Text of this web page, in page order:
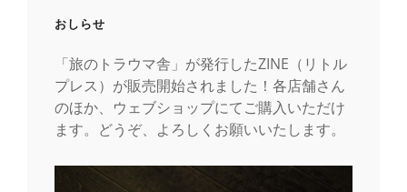
おしらせ
「旅のトラウマ舎」が発行したZINE（リトル
プレス）が販売開始されました！各店舗さん
のほか、ウェブショップにてご購入いただけ
ます。どうぞ、よろしくお願いいたします。